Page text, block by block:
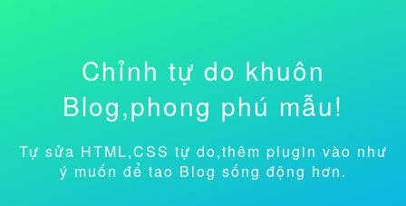
Chỉnh tự do khuôn
Blog,phong phú mẫu!
Tự sửa HTML,CSS tự do,thêm plugin vào như
ý muốn để tao Blog sống động hơn.